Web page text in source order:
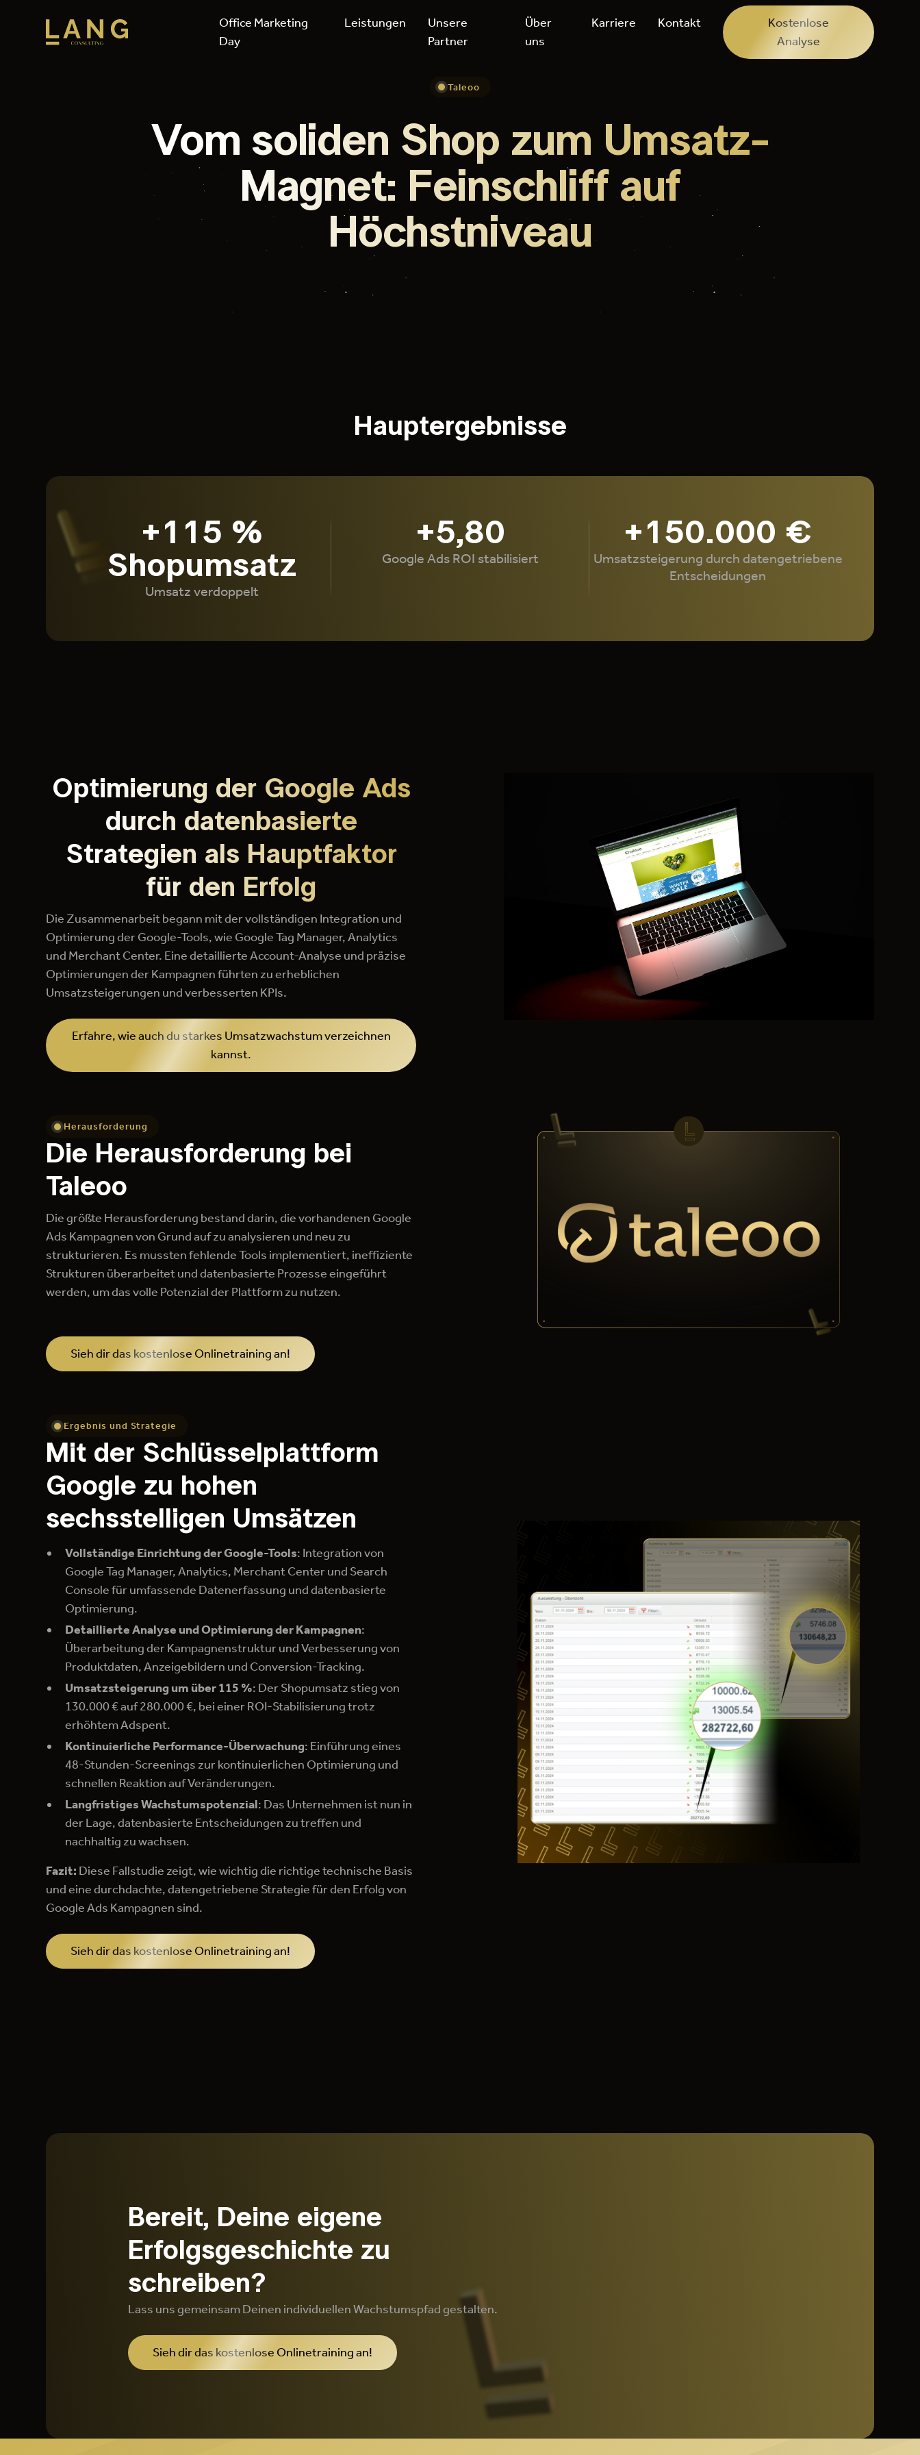
Office Marketing
Day
Leistungen
Unsere
Partner
Über
uns
Karriere Kontakt
Kostenlose
Analyse
Taleoo
Vom soliden Shop zum Umsatz-
Magnet: Feinschliff auf
Höchstniveau
Hauptergebnisse
+115 %
Shopumsatz
Umsatz verdoppelt
+5,80
Google Ads ROI stabilisiert
+150.000 €
Umsatzsteigerung durch datengetriebene
Entscheidungen
Optimierung der Google Ads
durch datenbasierte
Strategien als Hauptfaktor
für den Erfolg
Die Zusammenarbeit begann mit der vollständigen Integration und
Optimierung der Google-Tools, wie Google Tag Manager, Analytics
und Merchant Center. Eine detaillierte Account-Analyse und präzise
Optimierungen der Kampagnen führten zu erheblichen
Umsatzsteigerungen und verbesserten KPIs.
Erfahre, wie auch du starkes Umsatzwachstum verzeichnen
kannst.
Herausforderung
Die Herausforderung bei
Taleoo
Die größte Herausforderung bestand darin, die vorhandenen Google
Ads Kampagnen von Grund auf zu analysieren und neu zu
strukturieren. Es mussten fehlende Tools implementiert, ineffiziente
Strukturen überarbeitet und datenbasierte Prozesse eingeführt
werden, um das volle Potenzial der Plattform zu nutzen.
Sieh dir das kostenlose Onlinetraining an!
Ergebnis und Strategie
Mit der Schlüsselplattform
Google zu hohen
sechsstelligen Umsätzen
Vollständige Einrichtung der Google-Tools: Integration von
Google Tag Manager, Analytics, Merchant Center und Search
Console für umfassende Datenerfassung und datenbasierte
Optimierung.
Detaillierte Analyse und Optimierung der Kampagnen:
Überarbeitung der Kampagnenstruktur und Verbesserung von
Produktdaten, Anzeigebildern und Conversion-Tracking.
Umsatzsteigerung um über 115 %: Der Shopumsatz stieg von
130.000 € auf 280.000 €, bei einer ROI-Stabilisierung trotz
erhöhtem Adspent.
Kontinuierliche Performance-Überwachung: Einführung eines
48-Stunden-Screenings zur kontinuierlichen Optimierung und
schnellen Reaktion auf Veränderungen.
Langfristiges Wachstumspotenzial: Das Unternehmen ist nun in
der Lage, datenbasierte Entscheidungen zu treffen und
nachhaltig zu wachsen.
Fazit: Diese Fallstudie zeigt, wie wichtig die richtige technische Basis
und eine durchdachte, datengetriebene Strategie für den Erfolg von
Google Ads Kampagnen sind.
Sieh dir das kostenlose Onlinetraining an!
Bereit, Deine eigene
Erfolgsgeschichte zu
schreiben?
Lass uns gemeinsam Deinen individuellen Wachstumspfad gestalten.
Sieh dir das kostenlose Onlinetraining an!